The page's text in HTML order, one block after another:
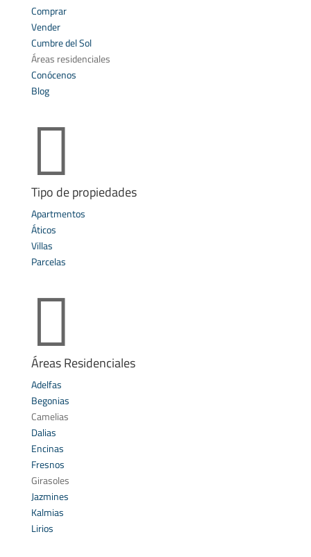
Comprar
Vender
Cumbre del Sol
Áreas residenciales
Conócenos
Blog

Tipo de propiedades
Apartmentos
Áticos
Villas
Parcelas

Áreas Residenciales
Adelfas
Begonias
Camelias
Dalias
Encinas
Fresnos
Girasoles
Jazmines
Kalmias
Lirios